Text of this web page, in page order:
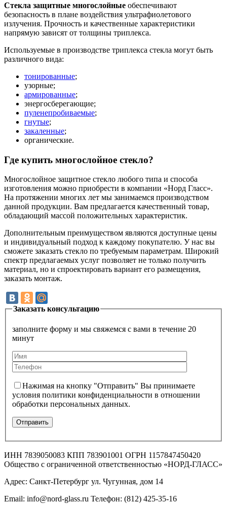
Стекла защитные многослойные обеспечивают
безопасность в плане воздействия ультрафиолетового
излучения. Прочность и качественные характеристики
напрямую зависят от толщины триплекса.
Используемые в производстве триплекса стекла могут быть
различного вида:
тонированные;
узорные;
армированные;
энергосберегающие;
пуленепробиваемые;
гнутые;
закаленные;
органические.
Где купить многослойное стекло?
Многослойное защитное стекло любого типа и способа
изготовления можно приобрести в компании «Норд Гласс».
На протяжении многих лет мы занимаемся производством
данной продукции. Вам предлагается качественный товар,
обладающий массой положительных характеристик.
Дополнительным преимуществом являются доступные цены
и индивидуальный подход к каждому покупателю. У нас вы
сможете заказать стекло по требуемым параметрам. Широкий
спектр предлагаемых услуг позволяет не только получить
материал, но и спроектировать вариант его размещения,
заказать монтаж.
Заказать консультацию
заполните форму и мы свяжемся с вами в течение 20
минут
Нажимая на кнопку "Отправить" Вы принимаете
условия политики конфиденциальности в отношении
обработки персональных данных.
ИНН 7839050083 КПП 783901001 ОГРН 1157847450420
Общество с ограниченной ответственностью «НОРД-ГЛАСС»
Адрес: Санкт-Петербург ул. Чугунная, дом 14
Email: info@nord-glass.ru Телефон: (812) 425-35-16